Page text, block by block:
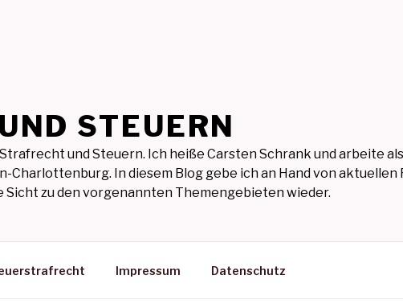
STEUERN
und Steuern. Ich heiße Carsten Schrank und arbeite
In diesem Blog gebe ich an Hand von aktuellen
zu den vorgenannten Themengebieten wieder.
Impressum Datenschutz